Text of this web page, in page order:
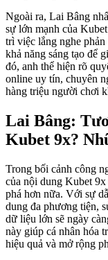
Ngoài ra, Lai Bâng
sự lớn mạnh của
trì việc lắng nghe
khả năng sáng tạo để
đó, anh thể hiện rõ
online uy tín, chuyên
hàng triệu người chơi
Lai Bâng:
Kubet 9x?
Trong bối cảnh công
của nội dung Kubet 9x
phá hơn nữa. Với sự
dung đa phương tiện,
dữ liệu lớn sẽ ngày
này giúp cá nhân hóa
hiệu quả và mở rộng